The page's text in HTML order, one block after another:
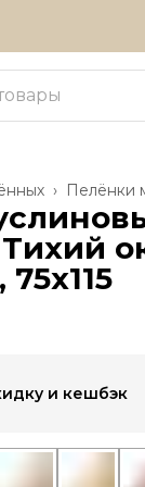
Пелёнки
›
и кешбэк